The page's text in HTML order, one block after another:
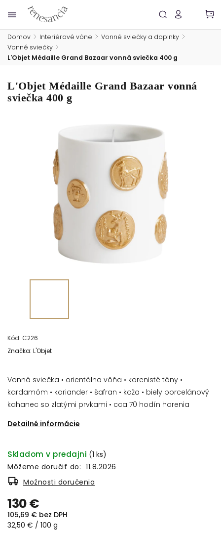
Domov / Interiérové vône / Vonné sviečky a doplnky /
Vonné sviečky /
L'Objet Médaille Grand Bazaar vonná sviečka 400 g
L'Objet Médaille Grand Bazaar vonná
sviečka 400 g
Kód: C226
Vonná sviečka • orientálna vôňa • korenisté tóny •
kardamóm • koriander • šafran • koža • biely porcelánový
kahanec so zlatými prvkami • cca 70 hodín horenia
Detailné informácie
Značka: L'Objet
130 €
105,69 € bez DPH
32,50 € / 100 g
Skladom v predajni (1 ks)
Môžeme doručiť do: 11.8.2026
Možnosti doručenia